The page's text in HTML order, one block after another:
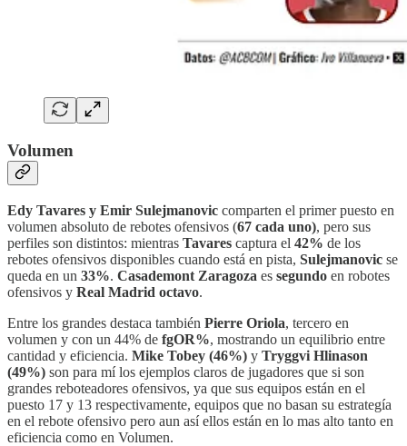
Volumen
Edy Tavares y Emir Sulejmanovic comparten el primer puesto en
volumen absoluto de rebotes ofensivos (67 cada uno), pero sus
perfiles son distintos: mientras Tavares captura el 42% de los
rebotes ofensivos disponibles cuando está en pista, Sulejmanovic se
queda en un 33%. Casademont Zaragoza es segundo en robotes
ofensivos y Real Madrid octavo.
Entre los grandes destaca también Pierre Oriola, tercero en
volumen y con un 44% de fgOR%, mostrando un equilibrio entre
cantidad y eficiencia. Mike Tobey (46%) y Tryggvi Hlinason
(49%) son para mí los ejemplos claros de jugadores que si son
grandes reboteadores ofensivos, ya que sus equipos están en el
puesto 17 y 13 respectivamente, equipos que no basan su estrategía
en el rebote ofensivo pero aun así ellos están en lo mas alto tanto en
eficiencia como en Volumen.